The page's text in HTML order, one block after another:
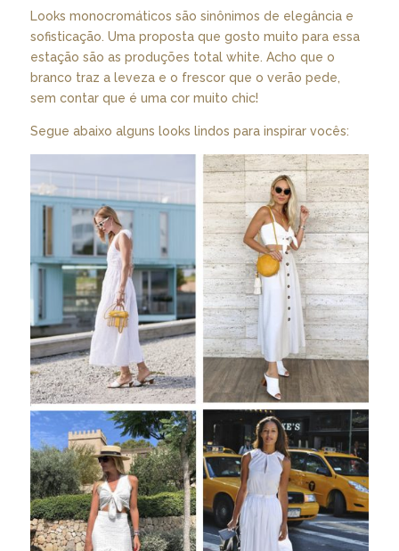
Looks monocromáticos são sinônimos de elegância e
sofisticação. Uma proposta que gosto muito para essa
estação são as produções total white. Acho que o
branco traz a leveza e o frescor que o verão pede,
sem contar que é uma cor muito chic!
Segue abaixo alguns looks lindos para inspirar vocês: